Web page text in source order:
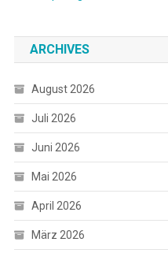
ARCHIVES
August 2026
Juli 2026
Juni 2026
Mai 2026
April 2026
März 2026